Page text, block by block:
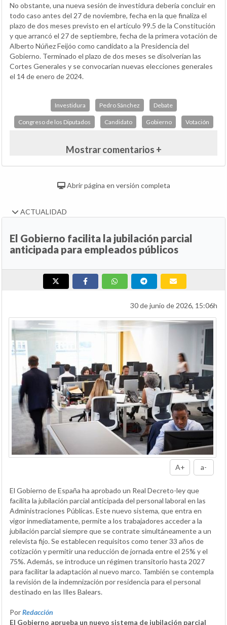
No obstante, una nueva sesión de investidura debería concluir en
todo caso antes del 27 de noviembre, fecha en la que finaliza el
plazo de dos meses previsto en el artículo 99.5 de la Constitución
y que arrancó el 27 de septiembre, fecha de la primera votación de
Alberto Núñez Feijóo como candidato a la Presidencia del
Gobierno. Terminado el plazo de dos meses se disolverían las
Cortes Generales y se convocarían nuevas elecciones generales
el 14 de enero de 2024.
Investidura Pedro Sánchez Debate
Congreso de los Diputados Candidato Gobierno Votación
Mostrar comentarios +
Abrir página en versión completa
ACTUALIDAD
El Gobierno facilita la jubilación parcial
anticipada para empleados públicos
30 de junio de 2026, 15:06h
A+ a-
El Gobierno de España ha aprobado un Real Decreto-ley que
facilita la jubilación parcial anticipada del personal laboral en las
Administraciones Públicas. Este nuevo sistema, que entra en
vigor inmediatamente, permite a los trabajadores acceder a la
jubilación parcial siempre que se contrate simultáneamente a un
relevista fijo. Se establecen requisitos como tener 33 años de
cotización y permitir una reducción de jornada entre el 25% y el
75%. Además, se introduce un régimen transitorio hasta 2027
para facilitar la adaptación al nuevo marco. También se contempla
la revisión de la indemnización por residencia para el personal
destinado en las Illes Balears.
PorRedacción
El Gobierno aprueba un nuevo sistema de jubilación parcial